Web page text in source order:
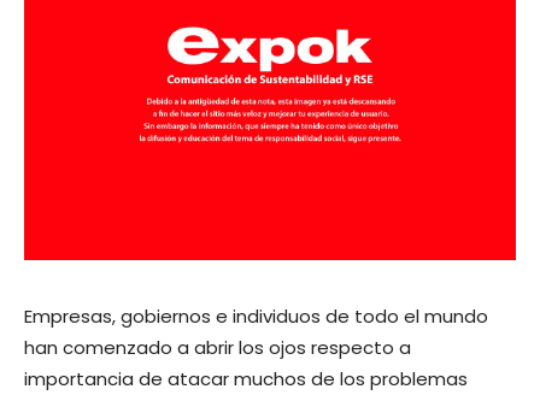
Empresas, gobiernos e individuos de todo el mundo
han comenzado a abrir los ojos respecto a
importancia de atacar muchos de los problemas